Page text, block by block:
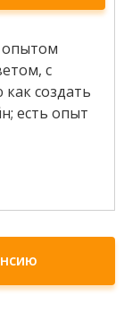
опытом
с
создать
есть опыт